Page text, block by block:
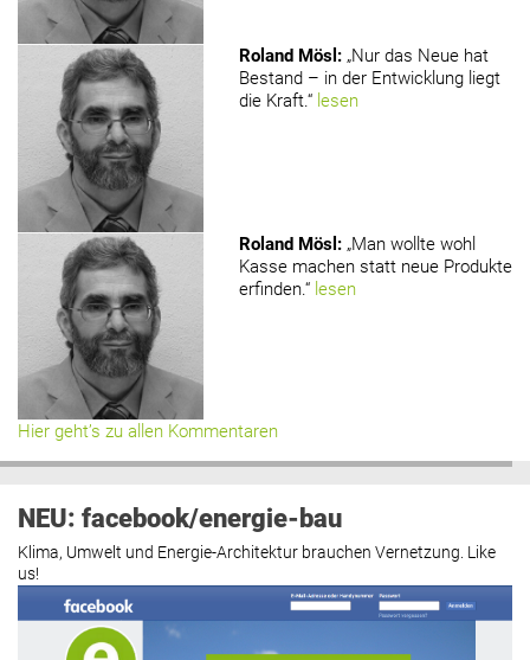
Roland Mösl : „Nur das Neue hat
Bestand – in der Entwicklung liegt
die Kraft.“ lesen
Roland Mösl : „Man wollte wohl
Kasse machen statt neue Produkte
erfinden.“ lesen
Hier geht’s zu allen Kommentaren
NEU: facebook/energie-bau
Klima, Umwelt und Energie-Architektur brauchen Vernetzung. Like
us!